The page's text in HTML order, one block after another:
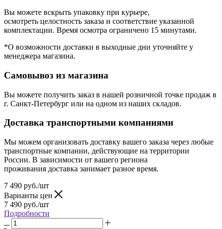
Вы можете вскрыть упаковку при курьере,
осмотреть целостность заказа и соответствие указанной
комплектации. Время осмотра ограничено 15 минутами.
*О возможности доставки в выходные дни уточняйте у
менеджера магазина.
Самовывоз из магазина
Вы можете получить заказ в нашей розничной точке продаж в
г. Санкт-Петербург или на одном из наших складов.
Доставка транспортными компаниями
Мы можем организовать доставку вашего заказа через любые
транспортные компании, действующие на территории
России. В зависимости от вашего региона
проживания доставка занимает разное время.
7 490 руб./шт
Варианты цен
7 490 руб./шт
Подробности